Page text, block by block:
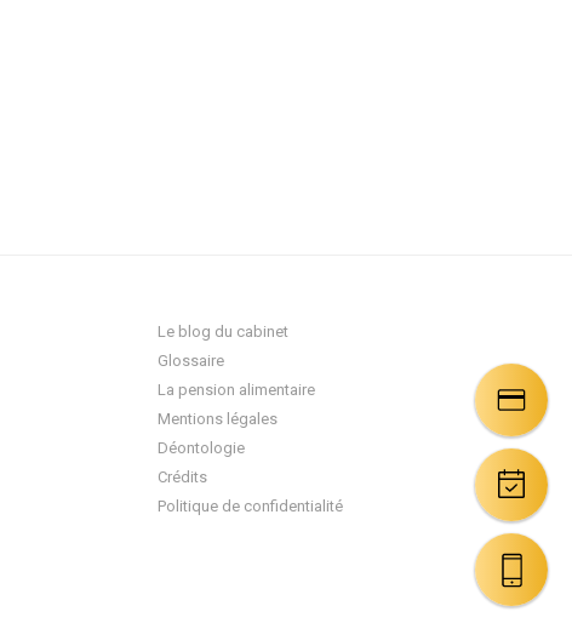
Le blog du cabinet
Glossaire
La pension alimentaire
Mentions légales
Déontologie
Crédits
Politique de confidentialité